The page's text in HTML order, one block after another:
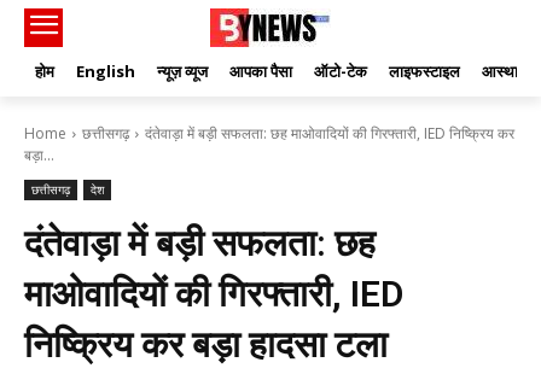
होम English न्यूज़ व्यूज आपका पैसा ऑटो-टेक लाइफस्टाइल आस्था
Home छत्तीसगढ़
दंतेवाड़ा में बड़ी सफलता: छह माओवादियों की गिरफ्तारी, IED निष्क्रिय कर
बड़ा...
छत्तीसगढ़ देश
दंतेवाड़ा में बड़ी सफलता: छह
माओवादियों की गिरफ्तारी, IED
निष्क्रिय कर बड़ा हादसा टला